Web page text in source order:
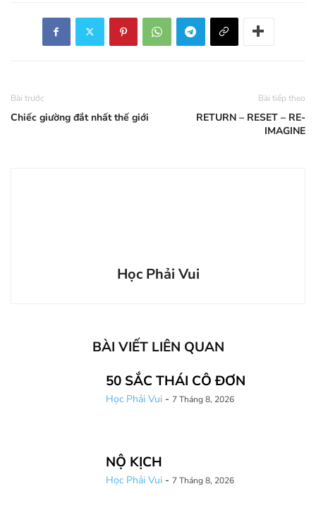
Bài trước
Chiếc giường đắt nhất thế giới
Bài tiếp theo
RETURN – RESET – RE-
IMAGINE
Học Phải Vui
BÀI VIẾT LIÊN QUAN
50 SẮC THÁI CÔ ĐƠN
Học Phải Vui - 7 Tháng 8, 2026
NỘ KỊCH
Học Phải Vui - 7 Tháng 8, 2026